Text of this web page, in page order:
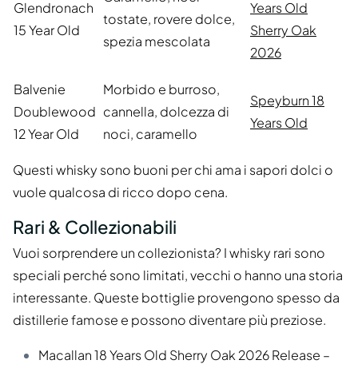
Glendronach
15 Year Old
tostate, rovere dolce,
spezia mescolata
Years Old
Sherry Oak
2026
Balvenie
Doublewood
12 Year Old
Morbido e burroso,
cannella, dolcezza di
noci, caramello
Speyburn 18
Years Old
Questi whisky sono buoni per chi ama i sapori dolci o
vuole qualcosa di ricco dopo cena.
Rari & Collezionabili
Vuoi sorprendere un collezionista? I whisky rari sono
speciali perché sono limitati, vecchi o hanno una storia
interessante. Queste bottiglie provengono spesso da
distillerie famose e possono diventare più preziose.
Macallan 18 Years Old Sherry Oak 2026 Release –